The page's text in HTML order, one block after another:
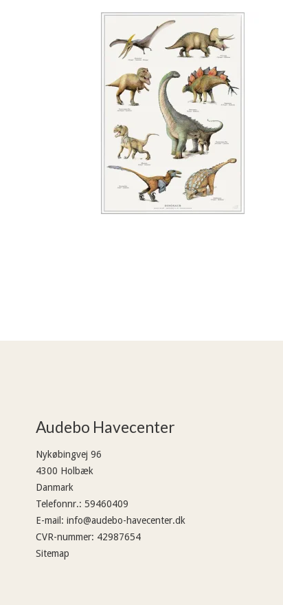
Audebo Havecenter
Nykøbingvej 96
4300 Holbæk
Danmark
Telefonnr.: 59460409
E-mail : info@audebo-havecenter.dk
CVR-nummer: 42987654
Sitemap